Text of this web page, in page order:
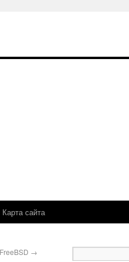
Карта сайта
→